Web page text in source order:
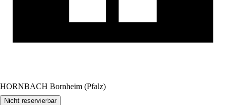
HORNBACH Bornheim (Pfalz)
Nicht reservierbar